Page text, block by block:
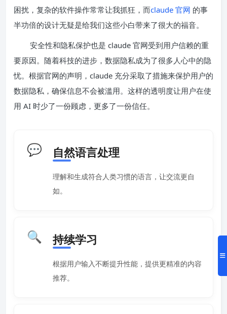
困扰，复杂的软件操作常常让我抓狂，而claude 官网 的事
半功倍的设计无疑是给我们这些小白带来了很大的福音。
安全性和隐私保护也是 claude 官网受到用户信赖的重
要原因。随着科技的进步，数据隐私成为了很多人心中的隐
忧。根据官网的声明，claude 充分采取了措施来保护用户的
数据隐私，确保信息不会被滥用。这样的透明度让用户在使
用 AI 时少了一份顾虑，更多了一份信任。
💬 自然语言处理
理解和生成符合人类习惯的语言，让交流更自
如。
🔍 持续学习
根据用户输入不断提升性能，提供更精准的内容
推荐。